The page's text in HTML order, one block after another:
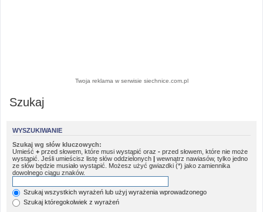
Twoja reklama w serwisie siechnice.com.pl
Szukaj
WYSZUKIWANIE
Szukaj wg słów kluczowych:
Umieść + przed słowem, które musi wystąpić oraz - przed słowem, które nie może
wystąpić. Jeśli umieścisz listę słów oddzielonych
wewnątrz nawiasów, tylko jedno
ze słów będzie musiało wystąpić. Możesz użyć gwiazdki (*) jako zamiennika
dowolnego ciągu znaków.
Szukaj wszystkich wyrażeń lub użyj wyrażenia wprowadzonego
Szukaj któregokolwiek z wyrażeń